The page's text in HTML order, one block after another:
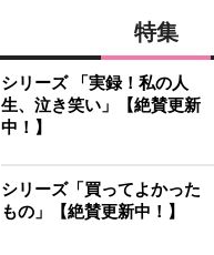
特集
シリーズ 「実録！私の人
生、泣き笑い」【絶賛更新
中！】
シリーズ「買ってよかった
もの」【絶賛更新中！】